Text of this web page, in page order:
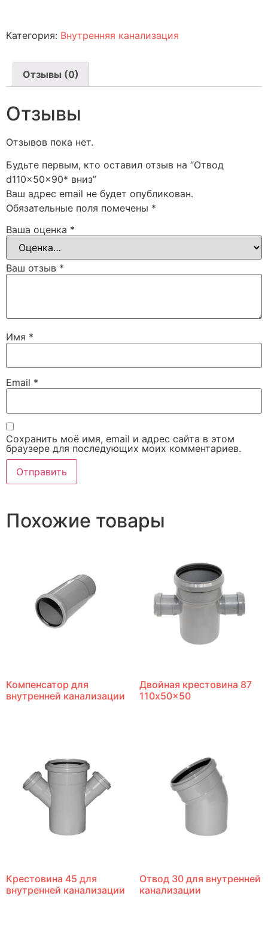
Категория: Внутренняя канализация
Отзывы (0)
Отзывы
Отзывов пока нет.
Будьте первым, кто оставил отзыв на “Отвод
d110x50x90* вниз”
Ваш адрес email не будет опубликован.
Обязательные поля помечены *
Ваша оценка *
Ваш отзыв *
Имя *
Email *
Сохранить моё имя, email и адрес сайта в этом
браузере для последующих моих комментариев.
Похожие товары
Компенсатор для
внутренней канализации
Двойная крестовина 87
110x50x50
Крестовина 45 для
внутренней канализации
Отвод 30 для внутренней
канализации